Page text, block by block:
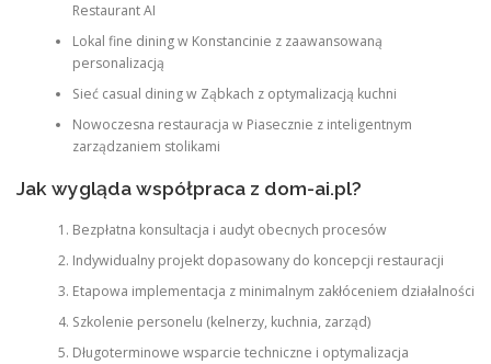
Restaurant AI
Lokal fine dining w Konstancinie z zaawansowaną
personalizacją
Sieć casual dining w Ząbkach z optymalizacją kuchni
Nowoczesna restauracja w Piasecznie z inteligentnym
zarządzaniem stolikami
Jak wygląda współpraca z dom-ai.pl?
Bezpłatna konsultacja i audyt obecnych procesów
Indywidualny projekt dopasowany do koncepcji restauracji
Etapowa implementacja z minimalnym zakłóceniem działalności
Szkolenie personelu (kelnerzy, kuchnia, zarząd)
Długoterminowe wsparcie techniczne i optymalizacja